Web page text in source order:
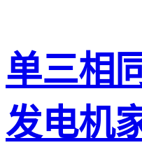
单三相
发电机